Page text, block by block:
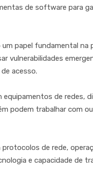
de software para
um papel fundamental
vulnerabilidades
acesso.
de redes,
podem trabalhar com
de rede,
e capacidade de